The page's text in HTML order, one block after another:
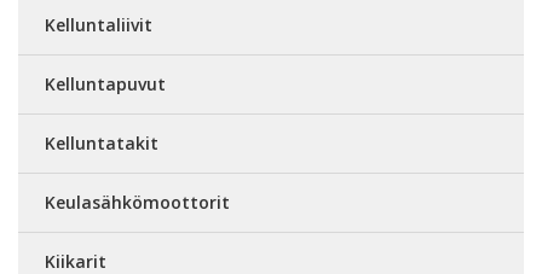
Kelluntaliivit
Kelluntapuvut
Kelluntatakit
Keulasähkömoottorit
Kiikarit